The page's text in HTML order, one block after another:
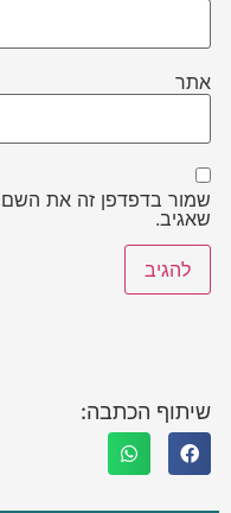
אתר
שמור בדפדפן זה את
שאגיב.
שיתוף הכתבה: